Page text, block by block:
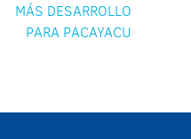
MÁS DESARROLLO
PARA PACAYACU